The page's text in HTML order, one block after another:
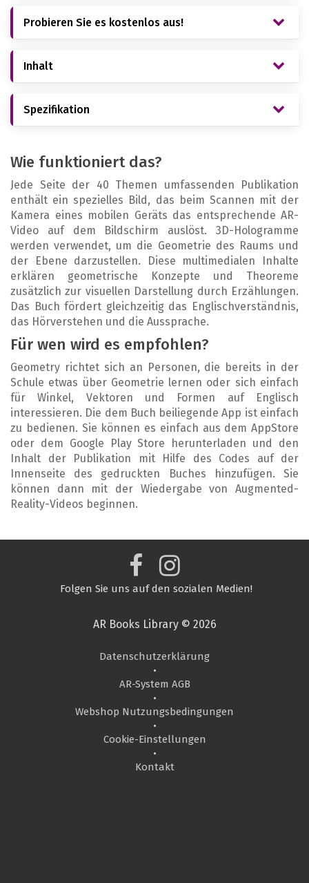
Probieren Sie es kostenlos aus!
Inhalt
Spezifikation
Wie funktioniert das?
Jede Seite der 40 Themen umfassenden Publikation
enthält ein spezielles Bild, das beim Scannen mit der
Kamera eines mobilen Geräts das entsprechende AR-
Video auf dem Bildschirm auslöst. 3D-Hologramme
werden verwendet, um die Geometrie des Raums und
der Ebene darzustellen. Diese multimedialen Inhalte
erklären geometrische Konzepte und Theoreme
zusätzlich zur visuellen Darstellung durch Erzählungen.
Das Buch fördert gleichzeitig das Englischverständnis,
das Hörverstehen und die Aussprache.
Für wen wird es empfohlen?
Geometry richtet sich an Personen, die bereits in der
Schule etwas über Geometrie lernen oder sich einfach
für Winkel, Vektoren und Formen auf Englisch
interessieren. Die dem Buch beiliegende App ist einfach
zu bedienen. Sie können es einfach aus dem AppStore
oder dem Google Play Store herunterladen und den
Inhalt der Publikation mit Hilfe des Codes auf der
Innenseite des gedruckten Buches hinzufügen. Sie
können dann mit der Wiedergabe von Augmented-
Reality-Videos beginnen.
Folgen Sie uns auf den sozialen Medien!
AR Books Library © 2026
Datenschutzerklärung
•
AR-System AGB
•
Webshop Nutzungsbedingungen
•
Cookie-Einstellungen
•
Kontakt